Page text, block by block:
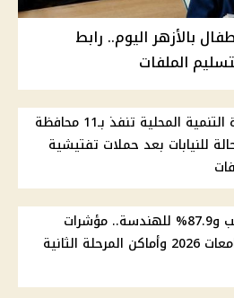
بالأزهر اليوم.. رابط
الملفات
قرارات وزيرة التنمية المحلية تنفذ بـ11 محافظة
81 حالة للنيابات بعد حملات تفتيشية
92.8% للطب و87.9% للهندسة.. مؤشرات
الثانية